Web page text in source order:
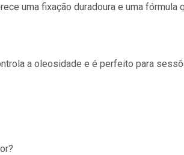
uma fixação duradoura e uma fórmula
a oleosidade e é perfeito para